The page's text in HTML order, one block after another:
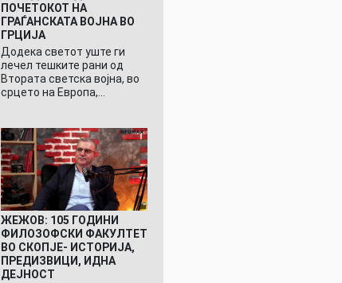
ПОЧЕТОКОТ НА
ГРАЃАНСКАТА ВОЈНА ВО
ГРЦИЈА
Додека светот уште ги
лечел тешките рани од
Втората светска војна, во
срцето на Европа,…
ЖЕЖОВ: 105 ГОДИНИ
ФИЛОЗОФСКИ ФАКУЛТЕТ
ВО СКОПЈЕ- ИСТОРИЈА,
ПРЕДИЗВИЦИ, ИДНА
ДЕЈНОСТ